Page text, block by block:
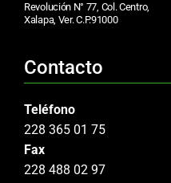
Revolución N° 77, Col. Centro,
Xalapa, Ver. C.P.91000
Contacto
Teléfono
228 365 01 75
Fax
228 488 02 97